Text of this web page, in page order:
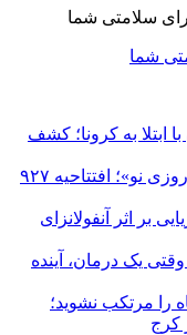
شما
ابتلا به کرونا؛ کشف
رکوردشکنی تاریخی «مرد عنکبوتی: روزی نو»؛ افتتاحیه ۹۲۷
بر اثر آنفولانزای
وقتی یک درمان، آینده
طرح لبخند، این 7 اشتباه را مرتکب نشوید؛
کرج